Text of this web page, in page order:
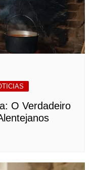
O Verdadeiro